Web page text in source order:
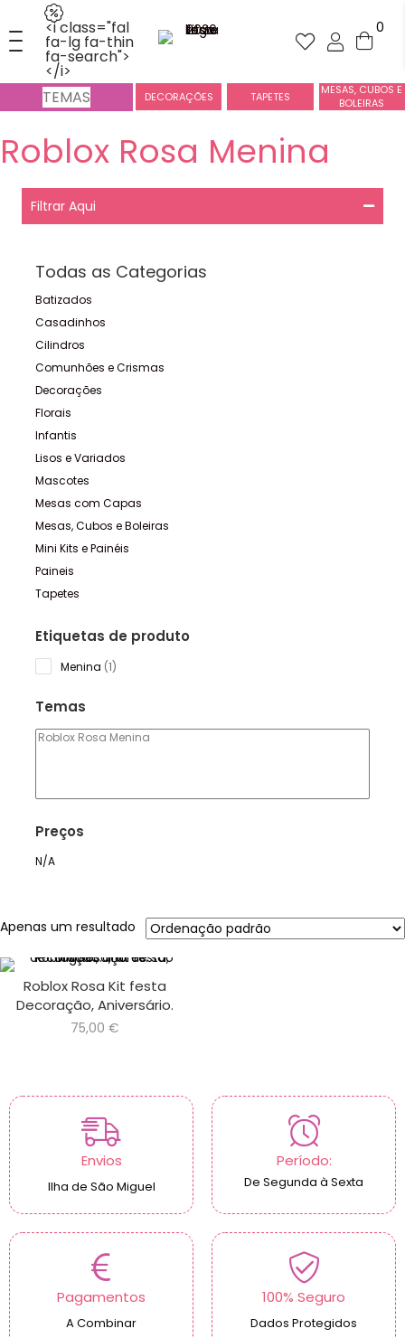
<i class="fal
fa-lg fa-thin
fa-search">
</i>
0
TEMAS DECORAÇÕES TAPETES
MESAS, CUBOS E
BOLEIRAS
Roblox Rosa Menina
Filtrar Aqui
Todas as Categorias
Batizados
Casadinhos
Cilindros
Comunhões e Crismas
Decorações
Florais
Infantis
Lisos e Variados
Mascotes
Mesas com Capas
Mesas, Cubos e Boleiras
Mini Kits e Painéis
Paineis
Tapetes
Etiquetas de produto
Menina 11
Temas
Preços
N/A
Apenas um resultado
Roblox Rosa Kit festa
Decoração, Aniversário.
75,00 €
Envios
Ilha de São Miguel
Período:
De Segunda à Sexta
Pagamentos
A Combinar
100% Seguro
Dados Protegidos